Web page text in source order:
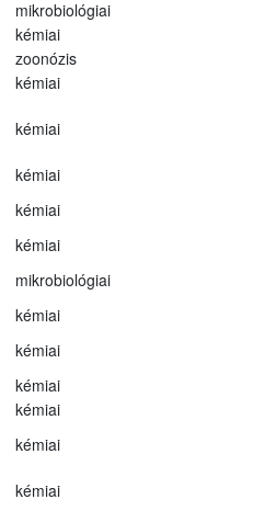
mikrobiológiai
kémiai
zoonózis
kémiai
kémiai
kémiai
kémiai
kémiai
mikrobiológiai
kémiai
kémiai
kémiai
kémiai
kémiai
kémiai